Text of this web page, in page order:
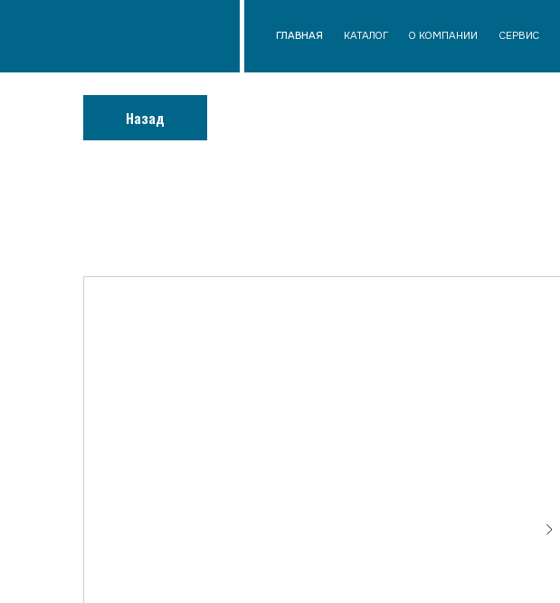
ГЛАВНАЯ КАТАЛОГ О КОМПАНИИ СЕРВИС ЛИЗИНГ
Назад